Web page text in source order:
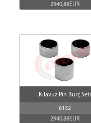
2940,88EUR
Kılavuz Pin Burç Seti
6132
2940,88EUR